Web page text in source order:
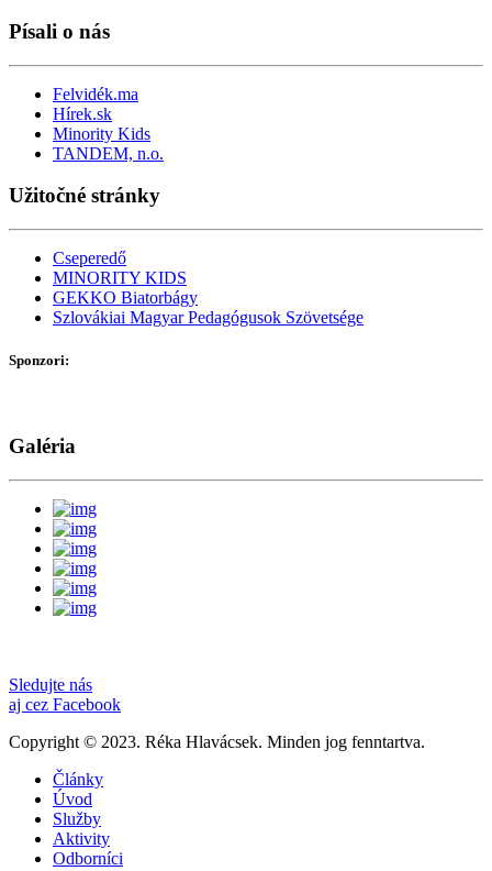
Písali o nás
Felvidék.ma
Hírek.sk
Minority Kids
TANDEM, n.o.
Užitočné stránky
Cseperedő
MINORITY KIDS
GEKKO Biatorbágy
Szlovákiai Magyar Pedagógusok Szövetsége
Sponzori:
Galéria
Sledujte nás
aj cez Facebook
Copyright © 2023. Réka Hlavácsek. Minden jog fenntartva.
Články
Úvod
Služby
Aktivity
Odborníci